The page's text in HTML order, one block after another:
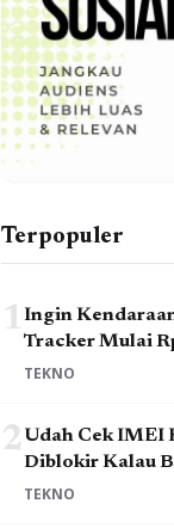
Terpopuler
1Ingin
Tracker Mulai
TEKNO
2Udah Cek IMEI
Diblokir Kalau
TEKNO